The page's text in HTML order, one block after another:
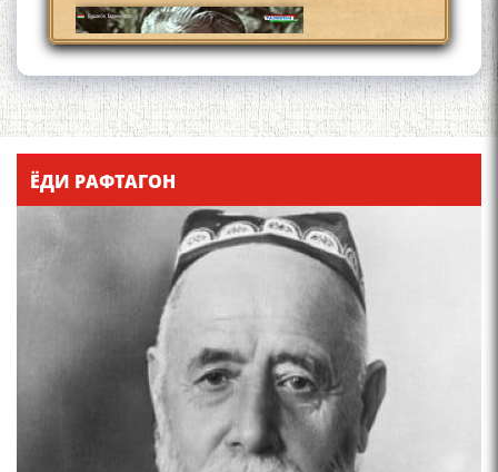
Что знают в Ташкенте о
Мирзо Турсунзаде, чьим
метро?
Осорхонаи Мирзо
Турсунзода Каратог
ЁДИ РАФТАГОН